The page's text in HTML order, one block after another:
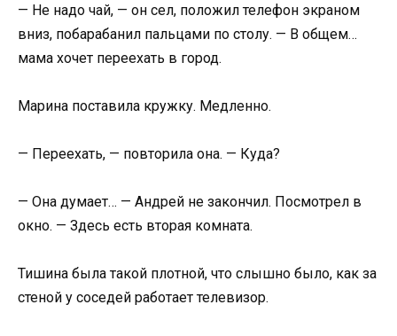
— Не надо чай, — он сел, положил телефон экраном
вниз, побарабанил пальцами по столу. — В общем…
мама хочет переехать в город.
Марина поставила кружку. Медленно.
— Переехать, — повторила она. — Куда?
— Она думает… — Андрей не закончил. Посмотрел в
окно. — Здесь есть вторая комната.
Тишина была такой плотной, что слышно было, как за
стеной у соседей работает телевизор.